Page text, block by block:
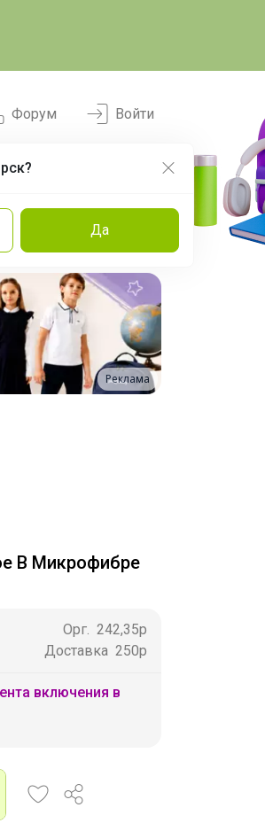
Форум
Да
Войти
Эксперты
Реклама
В Микрофибре
Орг. 242,35р
Доставка 250р
включения в